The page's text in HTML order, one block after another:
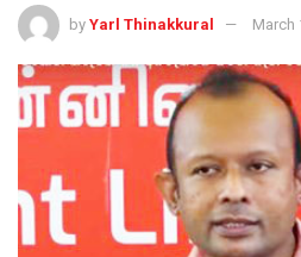
by Yarl Thinakkural March